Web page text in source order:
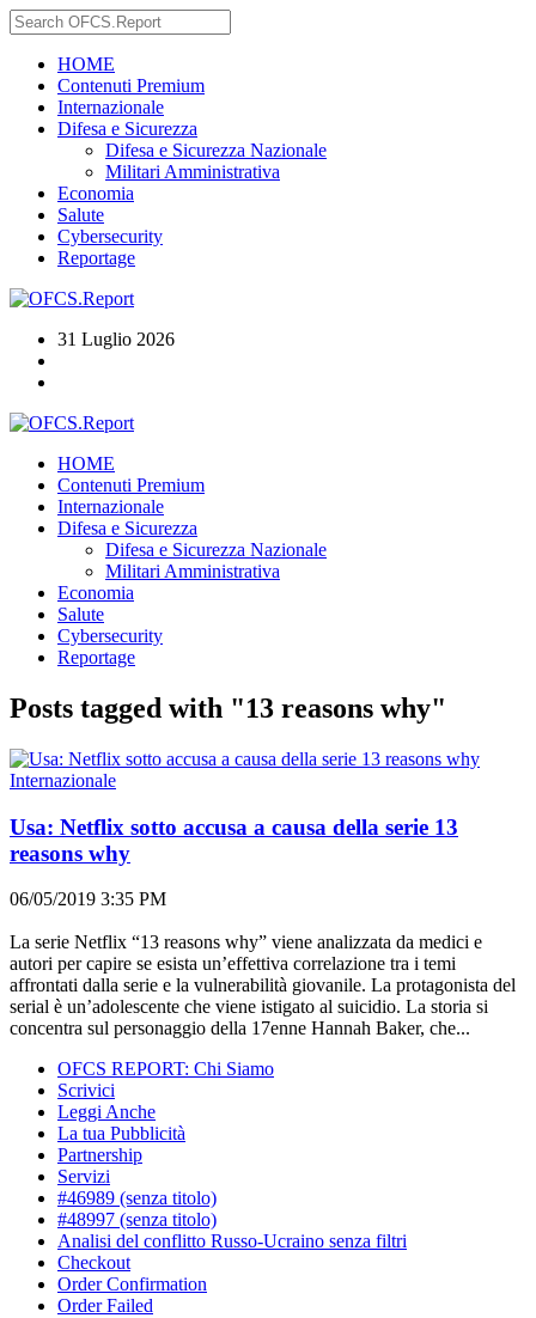
HOME
Contenuti Premium
Internazionale
Difesa e Sicurezza
Difesa e Sicurezza Nazionale
Militari Amministrativa
Economia
Salute
Cybersecurity
Reportage
31 Luglio 2026
HOME
Contenuti Premium
Internazionale
Difesa e Sicurezza
Difesa e Sicurezza Nazionale
Militari Amministrativa
Economia
Salute
Cybersecurity
Reportage
Posts tagged with "13 reasons why"
Internazionale
Usa: Netflix sotto accusa a causa della serie 13
reasons why
06/05/2019 3:35 PM
La serie Netflix “13 reasons why” viene analizzata da medici e
autori per capire se esista un’effettiva correlazione tra i temi
affrontati dalla serie e la vulnerabilità giovanile. La protagonista del
serial è un’adolescente che viene istigato al suicidio. La storia si
concentra sul personaggio della 17enne Hannah Baker, che...
OFCS REPORT: Chi Siamo
Scrivici
Leggi Anche
La tua Pubblicità
Partnership
Servizi
#46989 (senza titolo)
#48997 (senza titolo)
Analisi del conflitto Russo-Ucraino senza filtri
Checkout
Order Confirmation
Order Failed